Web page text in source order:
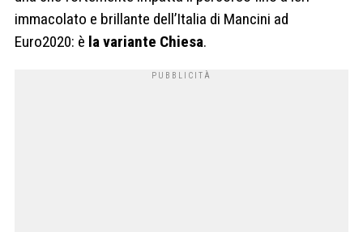
immacolato e brillante dell’Italia di Mancini ad
Euro2020: è la variante Chiesa.